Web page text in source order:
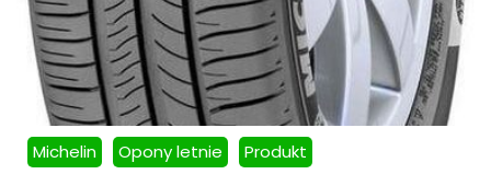
Michelin Opony letnie Produkt